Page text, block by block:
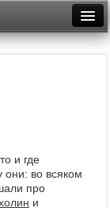
и где
они: во всяком
про
и